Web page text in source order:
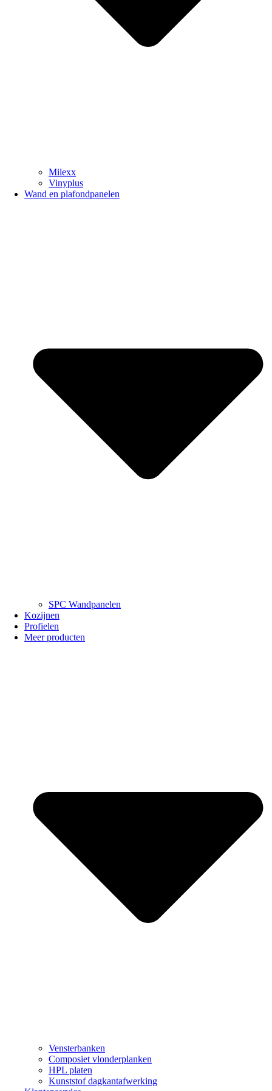
Milexx
Vinyplus
Wand en plafondpanelen
SPC Wandpanelen
Kozijnen
Profielen
Meer producten
Vensterbanken
Composiet vlonderplanken
HPL platen
Kunststof dagkantafwerking